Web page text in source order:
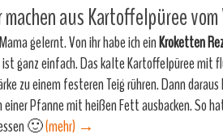
aus Kartoffelpüree
gelernt. Von ihr habe ich einKroketten
ganz einfach. Das kalte Kartoffelpüree mit
zu einem festeren Teig rühren. Dann
Pfanne mit heißen Fett ausbacken. So
🙂(mehr) →